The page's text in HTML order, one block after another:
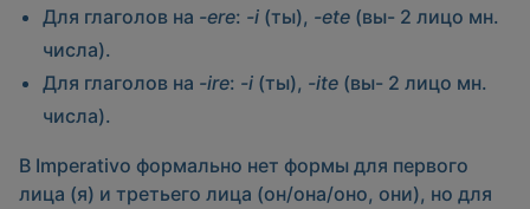
Для глаголов на -ere: -i (ты), -ete (вы- 2 лицо мн.
числа).
Для глаголов на -ire: -i (ты), -ite (вы- 2 лицо мн.
числа).
В Imperativo формально нет формы для первого
лица (я) и третьего лица (он/она/оно, они), но для